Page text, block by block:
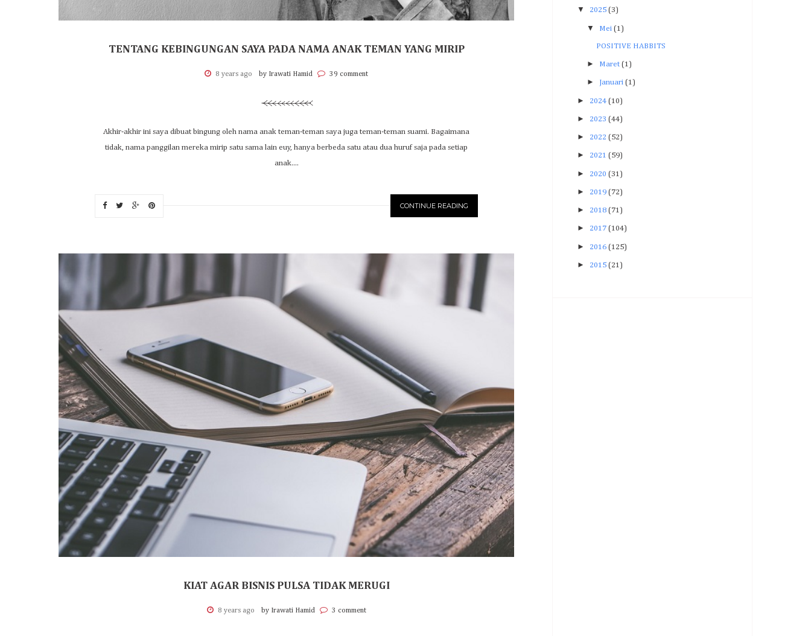
TENTANG KEBINGUNGAN SAYA PADA NAMA ANAK TEMAN YANG MIRIP
8 years ago by Irawati Hamid 39 comment
Akhir-akhir ini saya dibuat bingung oleh nama anak teman-teman saya juga teman-teman suami. Bagaimana
tidak, nama panggilan mereka mirip satu sama lain euy, hanya berbeda satu atau dua huruf saja pada setiap
anak....
CONTINUE READING
KIAT AGAR BISNIS PULSA TIDAK MERUGI
8 years ago by Irawati Hamid 3 comment
▼ 2025 (3)
▼ Mei (1)
POSITIVE HABBITS
► Maret (1)
► Januari (1)
► 2024 (10)
► 2023 (44)
► 2022 (52)
► 2021 (59)
► 2020 (31)
► 2019 (72)
► 2018 (71)
► 2017 (104)
► 2016 (125)
► 2015 (21)